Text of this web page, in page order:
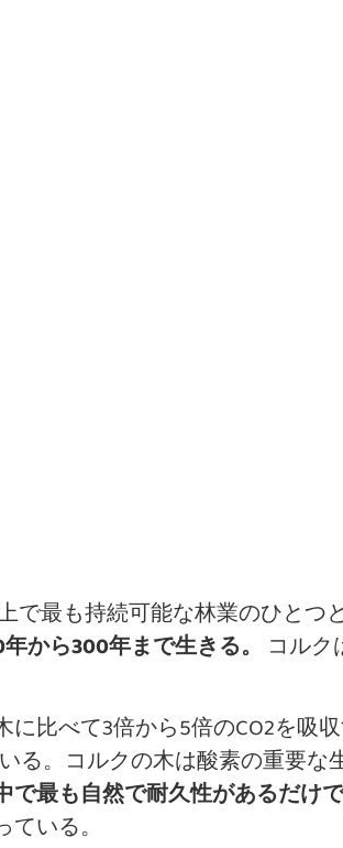
で最も持続可能な林業のひとつ
から300年まで生きる。 コル
比べて3倍から5倍のCO2を吸
。コルクの木は酸素の重要な
最も自然で耐久性があるだけで
いる。